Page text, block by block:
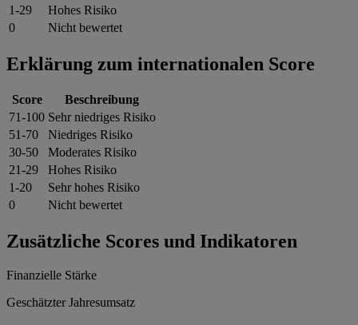
1-29
Hohes Risiko
0
Nicht bewertet
Erklärung zum internationalen Score
Score
Beschreibung
71-100 Sehr niedriges Risiko
51-70
Niedriges Risiko
30-50
Moderates Risiko
21-29
Hohes Risiko
1-20
Sehr hohes Risiko
0
Nicht bewertet
Zusätzliche Scores und Indikatoren
Finanzielle Stärke
Geschätzter Jahresumsatz